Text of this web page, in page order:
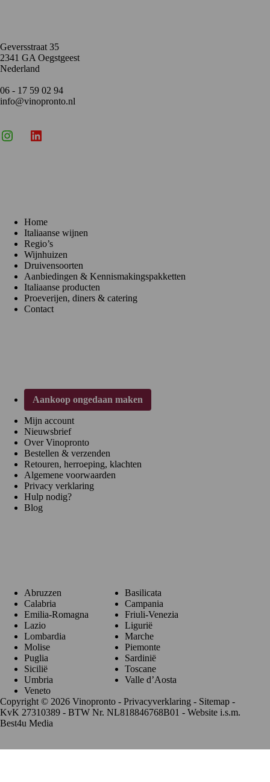
Geversstraat 35
2341 GA Oegstgeest
Nederland
06 - 17 59 02 94
info@vinopronto.nl
InstagramLinkedIn
Home
Italiaanse wijnen
Regio’s
Wijnhuizen
Druivensoorten
Aanbiedingen & Kennismakingspakketten
Italiaanse producten
Proeverijen, diners & catering
Contact
Aankoop ongedaan maken
Mijn account
Nieuwsbrief
Over Vinopronto
Bestellen & verzenden
Retouren, herroeping, klachten
Algemene voorwaarden
Privacy verklaring
Hulp nodig?
Blog
Abruzzen
Basilicata
Calabria
Campania
Emilia-Romagna
Friuli-Venezia
Lazio
Ligurië
Lombardia
Marche
Molise
Piemonte
Puglia
Sardinië
Sicilië
Toscane
Umbria
Valle d’Aosta
Veneto
Copyright © 2026 Vinopronto - Privacyverklaring - Sitemap -
KvK 27310389 - BTW Nr. NL818846768B01 - Website i.s.m.
Best4u Media